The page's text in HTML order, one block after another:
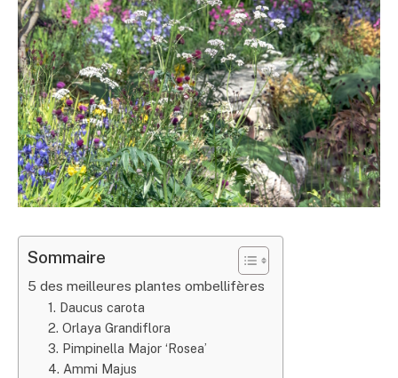
Sommaire
5 des meilleures plantes ombellifères
1. Daucus carota
2. Orlaya Grandiflora
3. Pimpinella Major ‘Rosea’
4. Ammi Majus